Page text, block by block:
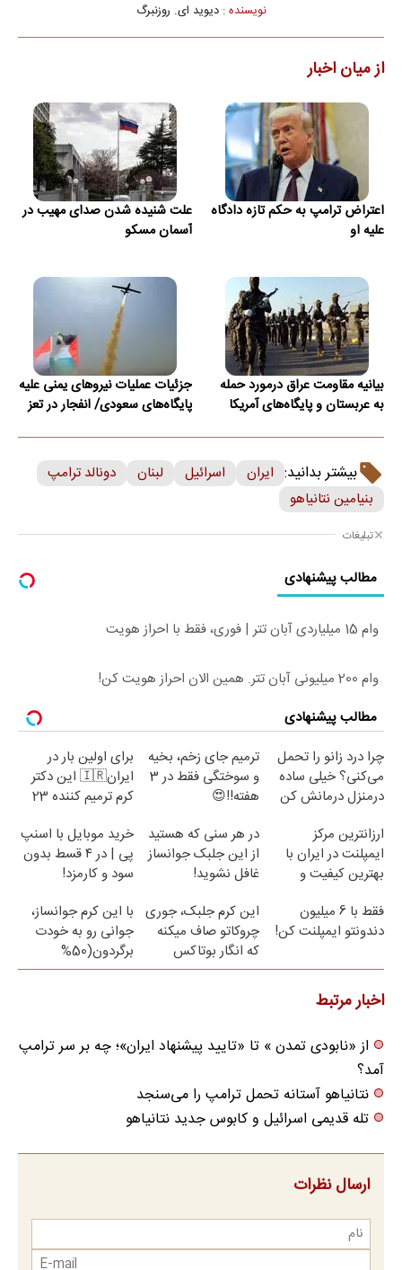
نویسنده :دیوید ای. روزنبرگ
از میان اخبار
اعتراض ترامپ به حکم تازه دادگاه
علیه او
علت شنیده شدن صدای مهیب در
آسمان مسکو
بیانیه مقاومت عراق درمورد حمله
به عربستان و پایگاه‌های آمریکا
جزئیات عملیات نیروهای یمنی علیه
پایگاه‌های سعودی/ انفجار در تعز
بیشتر بدانید: ایران اسرائیل لبنان
دونالد ترامپ
بنیامین نتانیاهو
تبلیغات
مطالب پیشنهادی
وام 15 میلیاردی آبان تتر | فوری، فقط با احراز هویت
وام 200 میلیونی آبان تتر. همین الان احراز هویت کن!
مطالب پیشنهادی
چرا درد زانو را تحمل
می‌کنی؟ خیلی ساده
درمنزل درمانش کن
ترمیم جای زخم، بخیه
و سوختگی فقط در 3
هفته!!😍
برای اولین بار در
ایران🇮🇷 این دکتر
کرم ترمیم کننده 23
ارزانترین مرکز
ایمپلنت در ایران با
بهترین کیفیت و
در هر سنی که هستید
از این جلبک جوانساز
غافل نشوید!
خرید موبایل با اسنپ
پی | در ۴ قسط بدون
سود و کارمزد!
فقط با 6 میلیون
دندونتو ایمپلنت کن!
این کرم جلبک، جوری
چروکاتو صاف میکنه
که انگار بوتاکس
کردی!(تخفیف ویژه)
با این کرم جوانساز،
جوانی رو به خودت
برگردون(50%
تخفیف)
اخبار مرتبط
از «نابودی تمدن » تا «تایید پیشنهاد ایران»؛ چه بر سر ترامپ
آمد؟
نتانیاهو آستانه تحمل ترامپ را می‌سنجد
تله قدیمی اسرائیل و کابوس جدید نتانیاهو
ارسال نظرات